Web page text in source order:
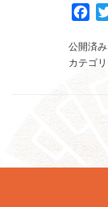
公開済
カテゴ